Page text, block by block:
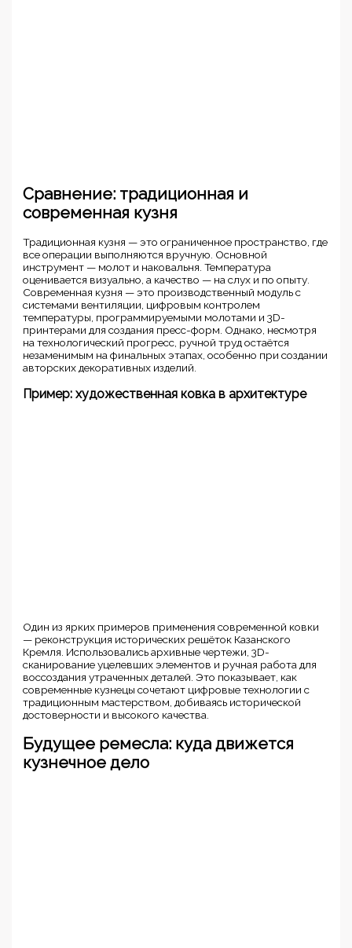
Сравнение: традиционная и
современная кузня
Традиционная кузня — это ограниченное пространство, где
все операции выполняются вручную. Основной
инструмент — молот и наковальня. Температура
оценивается визуально, а качество — на слух и по опыту.
Современная кузня — это производственный модуль с
системами вентиляции, цифровым контролем
температуры, программируемыми молотами и 3D-
принтерами для создания пресс-форм. Однако, несмотря
на технологический прогресс, ручной труд остаётся
незаменимым на финальных этапах, особенно при создании
авторских декоративных изделий.
Пример: художественная ковка в архитектуре
Один из ярких примеров применения современной ковки
— реконструкция исторических решёток Казанского
Кремля. Использовались архивные чертежи, 3D-
сканирование уцелевших элементов и ручная работа для
воссоздания утраченных деталей. Это показывает, как
современные кузнецы сочетают цифровые технологии с
традиционным мастерством, добиваясь исторической
достоверности и высокого качества.
Будущее ремесла: куда движется
кузнечное дело